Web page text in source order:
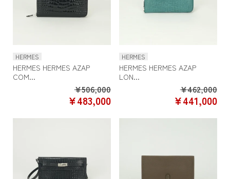
HERMES
HERMES HERMES AZAP
COM...
Regular
price
¥506,000
SALE
¥483,000
HERMES
HERMES HERMES AZAP
LON...
¥462,000
¥441,000